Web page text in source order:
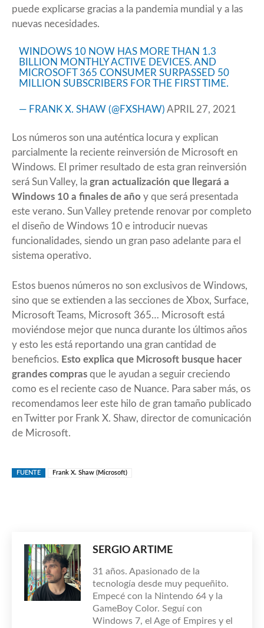
puede explicarse gracias a la pandemia mundial y a las
nuevas necesidades.
WINDOWS 10 NOW HAS MORE THAN 1.3
BILLION MONTHLY ACTIVE DEVICES. AND
MICROSOFT 365 CONSUMER SURPASSED 50
MILLION SUBSCRIBERS FOR THE FIRST TIME.
— FRANK X. SHAW (@FXSHAW)APRIL 27, 2021
Los números son una auténtica locura y explican
parcialmente la reciente reinversión de Microsoft en
Windows. El primer resultado de esta gran reinversión
será Sun Valley, la gran actualización que llegará a
Windows 10 a finales de año y que será presentada
este verano. Sun Valley pretende renovar por completo
el diseño de Windows 10 e introducir nuevas
funcionalidades, siendo un gran paso adelante para el
sistema operativo.
Estos buenos números no son exclusivos de Windows,
sino que se extienden a las secciones de Xbox, Surface,
Microsoft Teams, Microsoft 365… Microsoft está
moviéndose mejor que nunca durante los últimos años
y esto les está reportando una gran cantidad de
beneficios. Esto explica que Microsoft busque hacer
grandes compras que le ayudan a seguir creciendo
como es el reciente caso de Nuance. Para saber más, os
recomendamos leer este hilo de gran tamaño publicado
en Twitter por Frank X. Shaw, director de comunicación
de Microsoft.
FUENTE Frank X. Shaw (Microsoft)
SERGIO ARTIME
31 años. Apasionado de la
tecnología desde muy pequeñito.
Empecé con la Nintendo 64 y la
GameBoy Color. Seguí con
Windows 7, el Age of Empires y el